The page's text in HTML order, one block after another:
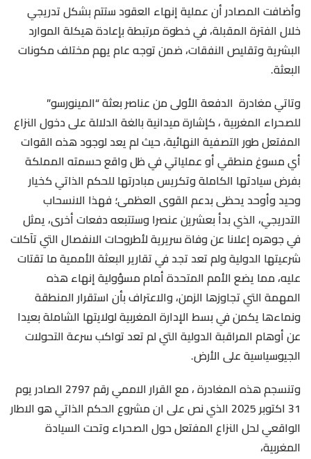
وأضافت المصادر أن عملية إنهاء العقود ستتم بشكل تدريجي
خلال الفترة المقبلة، في خطوة مرتبطة بإعادة هيكلة الموارد
البشرية وتقليص النفقات، ضمن توجه عام يهم مختلف مكونات
البعثة.
وتاتي مغادرة الدفعة الأولى من عناصر بعثة “المينورسو”
للصحراء المغربية ، كإشارة ميدانية بالغة الدلالة على دخول النزاع
المفتعل طور التصفية النهائية، حيث لم يعد لوجود هذه القوات
أي مسوغ منطقي أو عملياتي في ظل واقع حسمته المملكة
بفرض سيادتها الكاملة وتكريس مبادرتها للحكم الذاتي كخيار
وحيد وأوحد يحظى بدعم القوى العظمى؛ فهذا الانسحاب
التدريجي، الذي بدأ بعشرين عنصرا وستتبعه دفعات أخرى، يمثل
في جوهره إعلانا عن وفاة سريرية لأطروحات الانفصال التي تآكلت
شرعيتها الدولية ولم تعد تجد في تقارير البعثة الأممية ما تقتات
عليه، مما يضع الأمم المتحدة أمام مسؤولية إنهاء هذه
المهمة التي تجاوزها الزمن، والاعتراف بأن استقرار المنطقة
ونماءها يكمن في بسط الإدارة المغربية لولايتها الشاملة بعيدا
عن أوهام المراقبة الدولية التي لم تعد تواكب سرعة التحولات
الجيوسياسية على الأرض.
وتنسجم هذه المغادرة ، مع القرار الاممي رقم 2797 الصادر يوم
31 اكتوبر 2025 الذي نص على ان مشروع الحكم الذاتي هو الاطار
الواقعي لحل النزاع المفتعل حول الصحراء وتحت السيادة
المغربية،